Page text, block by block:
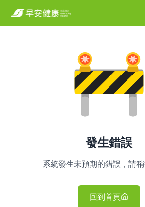
發生錯誤
系統發生未預期的錯誤，請稍
回到首頁